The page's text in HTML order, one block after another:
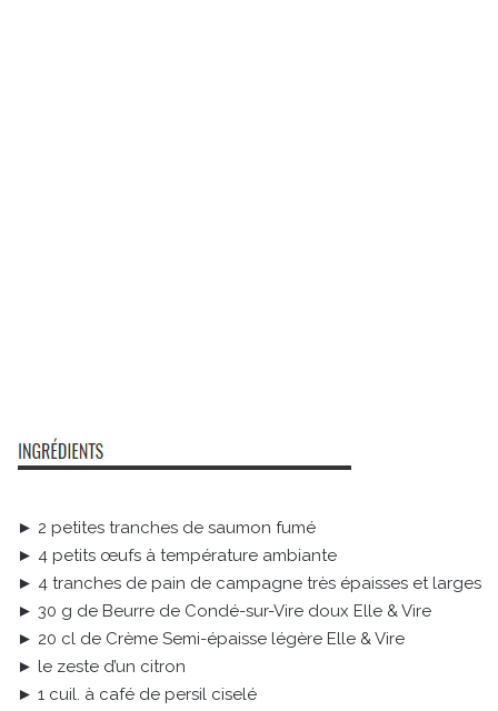
► 2 petites tranches de saumon fumé
► 4 petits œufs à température ambiante
► 4 tranches de pain de campagne très épaisses et larges
► 30 g de Beurre de Condé-sur-Vire doux Elle & Vire
► 20 cl de Crème Semi-épaisse légère Elle & Vire
► le zeste d’un citron
► 1 cuil. à café de persil ciselé